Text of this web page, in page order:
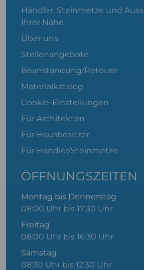
Händler, Steinmetze und
Ihrer Nähe
Über uns
Stellenangebote
Beanstandung/Retoure
Materialkatalog
Cookie-Einstellungen
Für Architekten
Für Hausbesitzer
Für Händler/Steinmetze
ÖFFNUNGSZEITEN
Montag bis Donnerstag
08:00 Uhr bis 17:30 Uhr
Freitag
08:00 Uhr bis 16:30 Uhr
Samstag
08:30 Uhr bis 12:30 Uhr